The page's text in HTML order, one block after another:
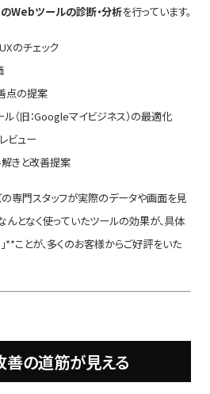
Webツールの診断・分析を行っています。
のチェック
点の提案
（旧：Googleマイビジネス）の最適化
ビュー
きと改善提案
の専門スタッフが実際のデータや画面を見
んとなく使っていたツールの効果が、具体
ことが、多くのお客様からご好評をいた
善の道筋が見える